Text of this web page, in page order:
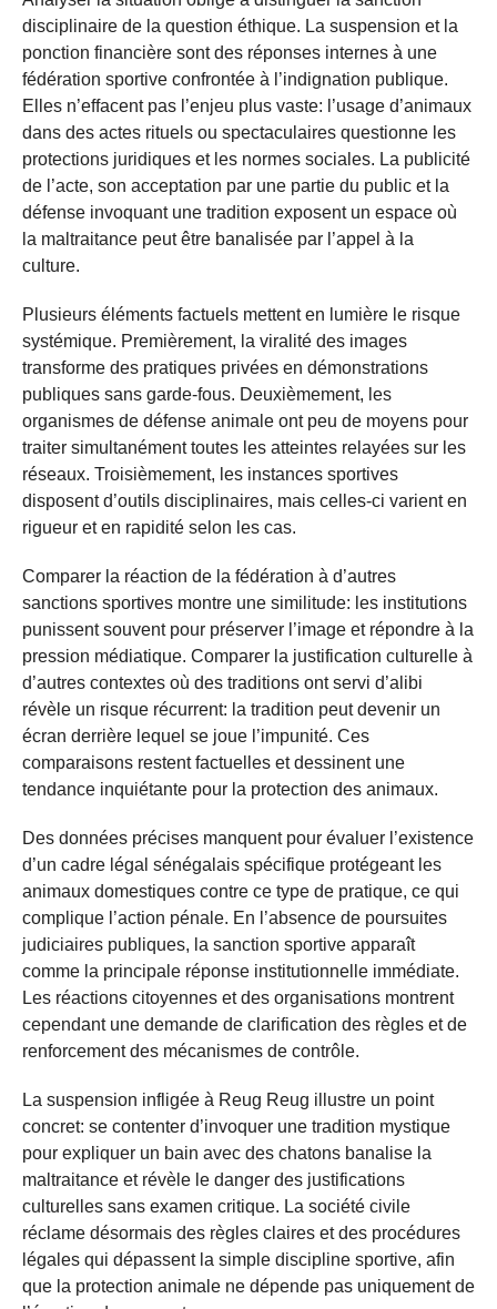
disciplinaire de la question éthique. La suspension et la
ponction financière sont des réponses internes à une
fédération sportive confrontée à l’indignation publique.
Elles n’effacent pas l’enjeu plus vaste: l’usage d’animaux
dans des actes rituels ou spectaculaires questionne les
protections juridiques et les normes sociales. La publicité
de l’acte, son acceptation par une partie du public et la
défense invoquant une tradition exposent un espace où
la maltraitance peut être banalisée par l’appel à la
culture.
Plusieurs éléments factuels mettent en lumière le risque
systémique. Premièrement, la viralité des images
transforme des pratiques privées en démonstrations
publiques sans garde-fous. Deuxièmement, les
organismes de défense animale ont peu de moyens pour
traiter simultanément toutes les atteintes relayées sur les
réseaux. Troisièmement, les instances sportives
disposent d’outils disciplinaires, mais celles-ci varient en
rigueur et en rapidité selon les cas.
Comparer la réaction de la fédération à d’autres
sanctions sportives montre une similitude: les institutions
punissent souvent pour préserver l’image et répondre à la
pression médiatique. Comparer la justification culturelle à
d’autres contextes où des traditions ont servi d’alibi
révèle un risque récurrent: la tradition peut devenir un
écran derrière lequel se joue l’impunité. Ces
comparaisons restent factuelles et dessinent une
tendance inquiétante pour la protection des animaux.
Des données précises manquent pour évaluer l’existence
d’un cadre légal sénégalais spécifique protégeant les
animaux domestiques contre ce type de pratique, ce qui
complique l’action pénale. En l’absence de poursuites
judiciaires publiques, la sanction sportive apparaît
comme la principale réponse institutionnelle immédiate.
Les réactions citoyennes et des organisations montrent
cependant une demande de clarification des règles et de
renforcement des mécanismes de contrôle.
La suspension infligée à Reug Reug illustre un point
concret: se contenter d’invoquer une tradition mystique
pour expliquer un bain avec des chatons banalise la
maltraitance et révèle le danger des justifications
culturelles sans examen critique. La société civile
réclame désormais des règles claires et des procédures
légales qui dépassent la simple discipline sportive, afin
que la protection animale ne dépende pas uniquement de